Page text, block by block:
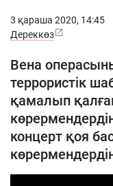
3 қараша 2020, 14:45
Дереккөз
Вена
террористік
қамалып
концерт қоя